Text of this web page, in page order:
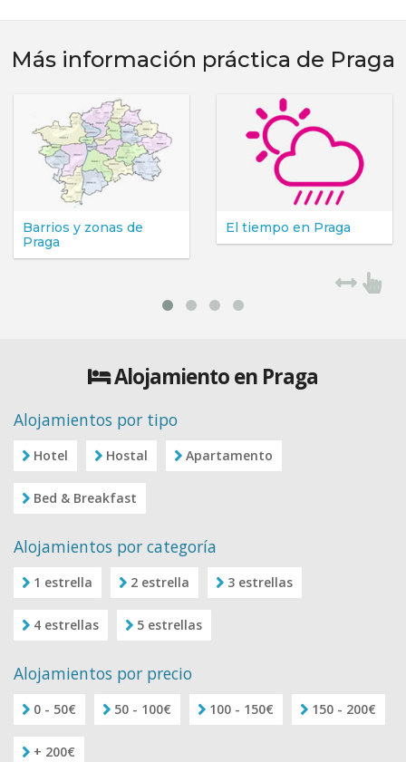
Más información práctica de Praga
y zonas de
El tiempo en Praga
Alojamiento en Praga
Alojamientos por tipo
Hotel Hostal Apartamento
Bed & Breakfast
Alojamientos por categoría
1 estrella 2 estrella 3 estrellas
4 estrellas 5 estrellas
Alojamientos por precio
0 - 50€ 50 - 100€ 100 - 150€ 150 - 200€
+ 200€